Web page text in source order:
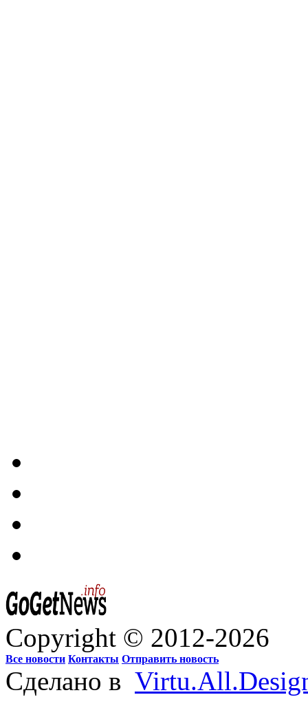
Copyright © 2012-2026
Все новости Контакты Отправить новость
Сделано в